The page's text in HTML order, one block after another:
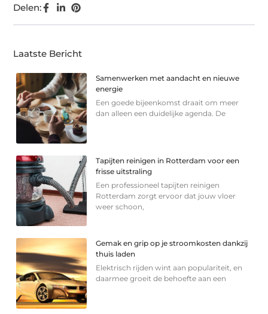
Delen:
Laatste Bericht
Samenwerken met aandacht en nieuwe
energie
Een goede bijeenkomst draait om meer
dan alleen een duidelijke agenda. De
Tapijten reinigen in Rotterdam voor een
frisse uitstraling
Een professioneel tapijten reinigen
Rotterdam zorgt ervoor dat jouw vloer
weer schoon,
Gemak en grip op je stroomkosten dankzij
thuis laden
Elektrisch rijden wint aan populariteit, en
daarmee groeit de behoefte aan een